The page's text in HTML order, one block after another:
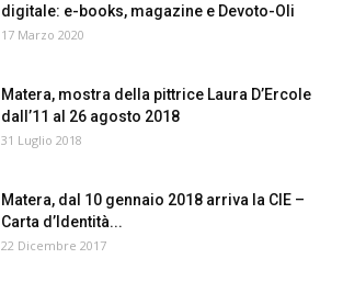
digitale: e-books, magazine e Devoto-Oli
17 Marzo 2020
Matera, mostra della pittrice Laura D’Ercole
dall’11 al 26 agosto 2018
31 Luglio 2018
Matera, dal 10 gennaio 2018 arriva la CIE –
Carta d’Identità...
22 Dicembre 2017